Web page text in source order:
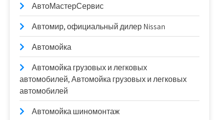
АвтоМастерСервис
Автомир, официальный дилер Nissan
Автомойка
Автомойка грузовых и легковых
автомобилей, Автомойка грузовых и легковых
автомобилей
Автомойка шиномонтаж